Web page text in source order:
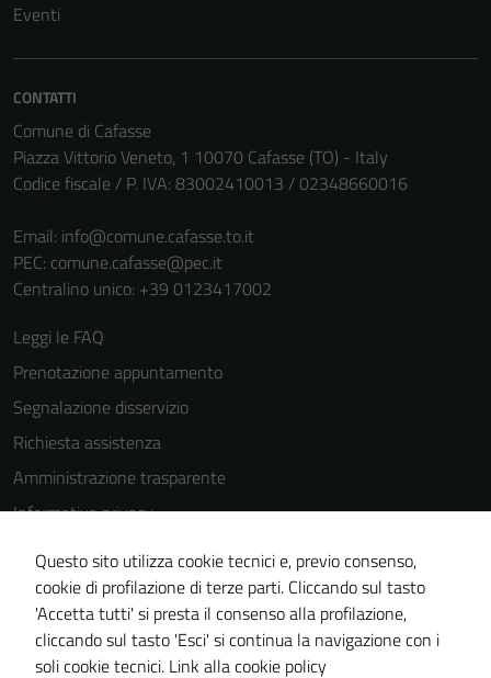
Eventi
CONTATTI
Comune di Cafasse
Piazza Vittorio Veneto, 1 10070 Cafasse (TO) - Italy
Codice fiscale / P. IVA: 83002410013 / 02348660016
Email: info@comune.cafasse.to.it
PEC: comune.cafasse@pec.it
Centralino unico: +39 0123417002
Leggi le FAQ
Prenotazione appuntamento
Segnalazione disservizio
Richiesta assistenza
Amministrazione trasparente
Informativa privacy
Cookie Policy
Note legali
Dichiarazione di accessibilità
Piano di miglioramento del sito
Questo sito utilizza cookie tecnici e, previo consenso,
cookie di profilazione di terze parti. Cliccando sul tasto
'Accetta tutti' si presta il consenso alla profilazione,
cliccando sul tasto 'Esci' si continua la navigazione con i
soli cookie tecnici. Link alla cookie policy